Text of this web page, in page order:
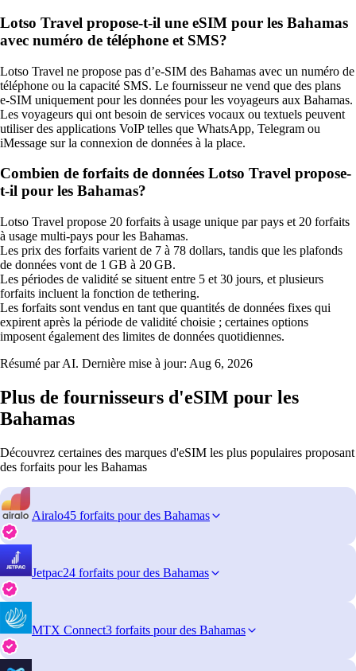
Lotso Travel propose-t-il une eSIM pour les Bahamas
avec numéro de téléphone et SMS?
Lotso Travel ne propose pas d’e‑SIM des Bahamas avec un numéro de
téléphone ou la capacité SMS. Le fournisseur ne vend que des plans
e‑SIM uniquement pour les données pour les voyageurs aux Bahamas.
Les voyageurs qui ont besoin de services vocaux ou textuels peuvent
utiliser des applications VoIP telles que WhatsApp, Telegram ou
iMessage sur la connexion de données à la place.
Combien de forfaits de données Lotso Travel propose-
t-il pour les Bahamas?
Lotso Travel propose 20 forfaits à usage unique par pays et 20 forfaits
à usage multi-pays pour les Bahamas.
Les prix des forfaits varient de 7 à 78 dollars, tandis que les plafonds
de données vont de 1 GB à 20 GB.
Les périodes de validité se situent entre 5 et 30 jours, et plusieurs
forfaits incluent la fonction de tethering.
Les forfaits sont vendus en tant que quantités de données fixes qui
expirent après la période de validité choisie ; certaines options
imposent également des limites de données quotidiennes.
Résumé par AI. Dernière mise à jour: Aug 6, 2026
Plus de fournisseurs d'eSIM pour les
Bahamas
Découvrez certaines des marques d'eSIM les plus populaires proposant
des forfaits pour les Bahamas
Airalo45 forfaits pour des Bahamas
Jetpac24 forfaits pour des Bahamas
MTX Connect3 forfaits pour des Bahamas